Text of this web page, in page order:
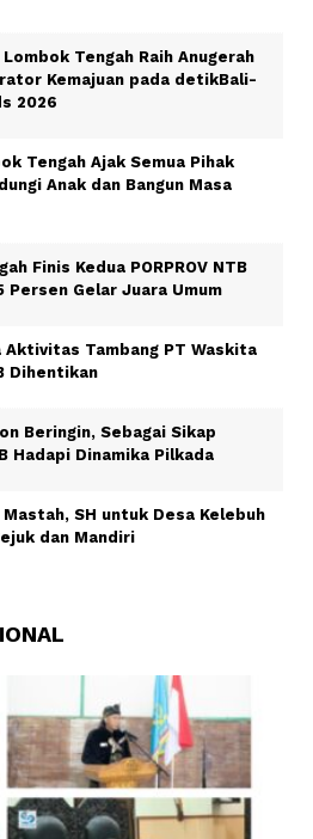
Tengah Raih Anugerah
Kemajuan pada detikBali-
2026
Tengah Ajak Semua Pihak
Anak dan Bangun Masa
Finis Kedua PORPROV NTB
Persen Gelar Juara Umum
Aktivitas Tambang PT Waskita
Dihentikan
Beringin, Sebagai Sikap
Hadapi Dinamika Pilkada
Mastah, SH untuk Desa Kelebuh
dan Mandiri